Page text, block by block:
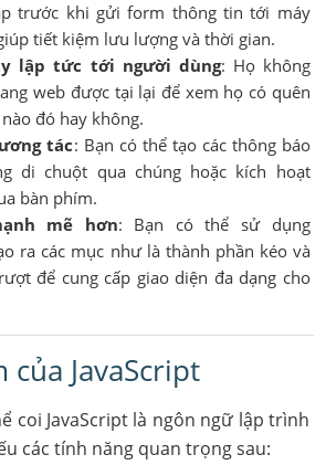
trước khi gửi form thông tin tới máy
tiết kiệm lưu lượng và thời gian.
lập tức tới người dùng: Họ không
web được tại lại để xem họ có quên
đó hay không.
tác: Bạn có thể tạo các thông báo
di chuột qua chúng hoặc kích hoạt
bàn phím.
mẽ hơn: Bạn có thể sử dụng
ra các mục như là thành phần kéo và
để cung cấp giao diện đa dạng cho
JavaScript
coi JavaScript là ngôn ngữ lập trình
các tính năng quan trọng sau: